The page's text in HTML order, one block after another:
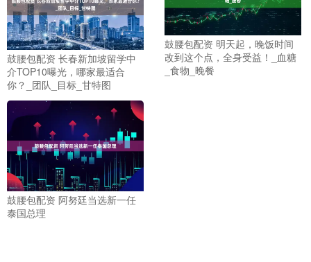
鼓腰包配资 长春新加坡留学中
介TOP10曝光，哪家最适合
你？_团队_目标_甘特图
鼓腰包配资 明天起，晚饭时间
改到这个点，全身受益！_血糖
_食物_晚餐
鼓腰包配资 阿努廷当选新一任
泰国总理